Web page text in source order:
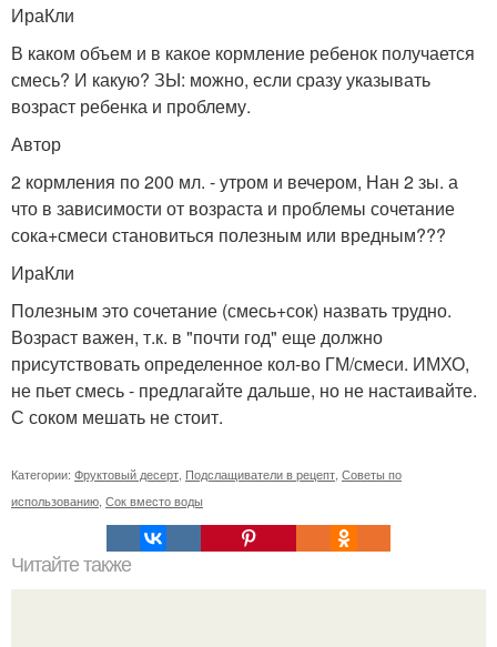
ИраКли
В каком объем и в какое кормление ребенок получается
смесь? И какую? ЗЫ: можно, если сразу указывать
возраст ребенка и проблему.
Автор
2 кормления по 200 мл. - утром и вечером, Нан 2 зы. а
что в зависимости от возраста и проблемы сочетание
сока+смеси становиться полезным или вредным???
ИраКли
Полезным это сочетание (смесь+сок) назвать трудно.
Возраст важен, т.к. в "почти год" еще должно
присутствовать определенное кол-во ГМ/смеси. ИМХО,
не пьет смесь - предлагайте дальше, но не настаивайте.
С соком мешать не стоит.
Категории: Фруктовый десерт Подслащиватели в рецепт Советы по
использованию Сок вместо воды
Читайте также